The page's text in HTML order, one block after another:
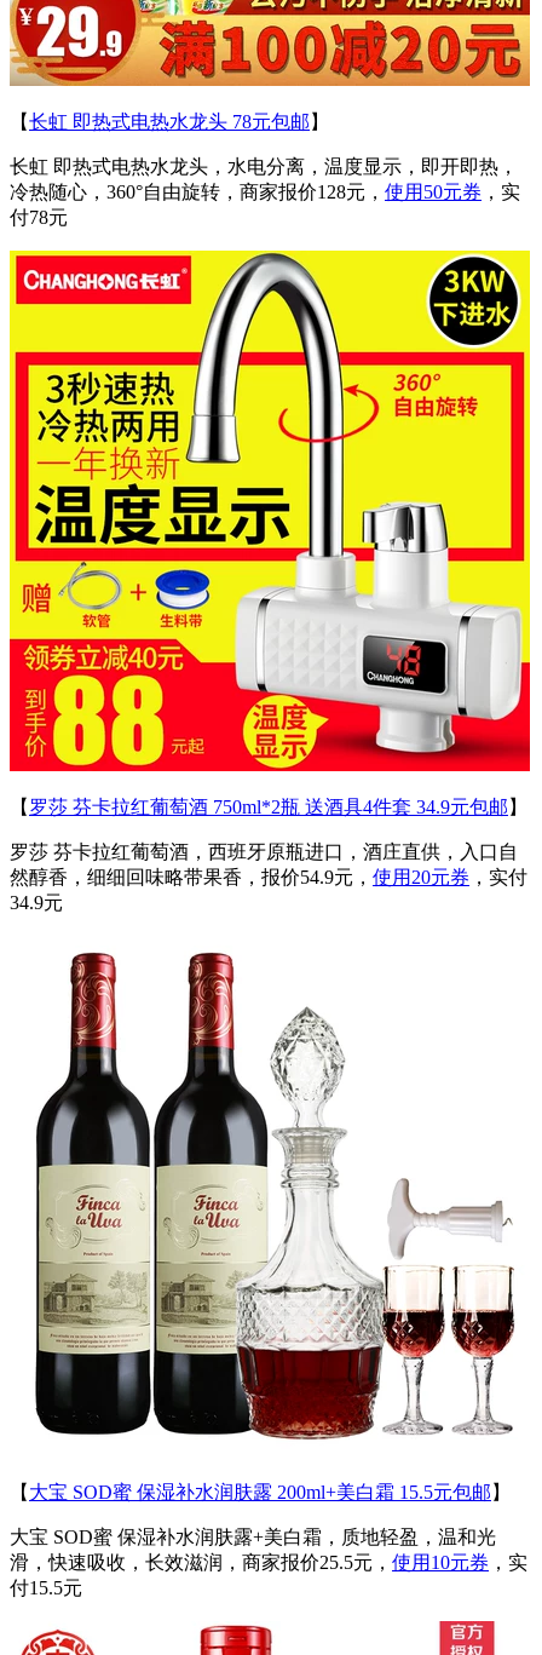
【长虹 即热式电热水龙头 78元包邮 】
长虹 即热式电热水龙头，水电分离，温度显示，即开即热，
冷热随心，360°自由旋转，商家报价128元， 使用50元券 ，实
付78元
【 罗莎 芬卡拉红葡萄酒 750ml*2瓶 送酒具4件套 34.9元包邮 】
罗莎 芬卡拉红葡萄酒，西班牙原瓶进口，酒庄直供，入口自
然醇香，细细回味略带果香，报价54.9元， 使用20元券 ，实付
34.9元
【 大宝 SOD蜜 保湿补水润肤露 200ml+美白霜 15.5元包邮 】
大宝 SOD蜜 保湿补水润肤露+美白霜，质地轻盈，温和光
滑，快速吸收，长效滋润，商家报价25.5元， 使用10元券 ，实
付15.5元